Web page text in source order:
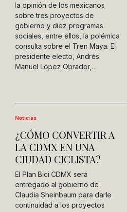
la opinión de los mexicanos
sobre tres proyectos de
gobierno y diez programas
sociales, entre ellos, la polémica
consulta sobre el Tren Maya. El
presidente electo, Andrés
Manuel López Obrador,…
Noticias
¿CÓMO CONVERTIR A
LA CDMX EN UNA
CIUDAD CICLISTA?
El Plan Bici CDMX será
entregado al gobierno de
Claudia Sheinbaum para darle
continuidad a los proyectos